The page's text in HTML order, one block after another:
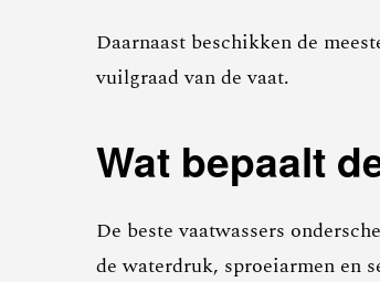
Daarnaast beschikken de
vuilgraad van de vaat.
Wat bepaalt
De beste vaatwassers
de waterdruk, sproeiarmen en